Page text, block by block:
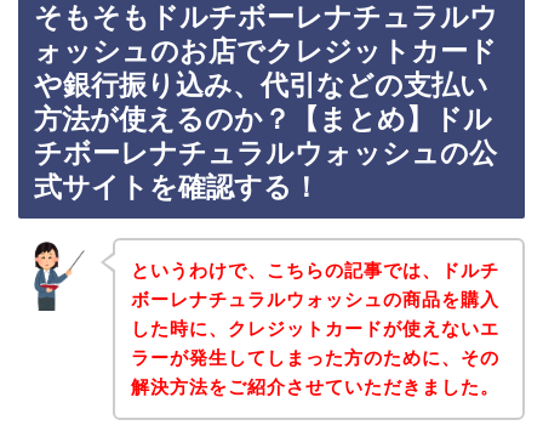
そもそもドルチボーレナチュラルウ
ォッシュのお店でクレジットカード
や銀行振り込み、代引などの支払い
方法が使えるのか？【まとめ】ドル
チボーレナチュラルウォッシュの公
式サイトを確認する！
というわけで、こちらの記事では、ドルチ
ボーレナチュラルウォッシュの商品を購入
した時に、クレジットカードが使えないエ
ラーが発生してしまった方のために、その
解決方法をご紹介させていただきました。